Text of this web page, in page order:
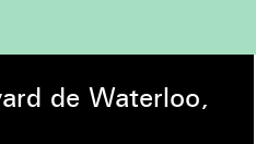
de Waterloo,